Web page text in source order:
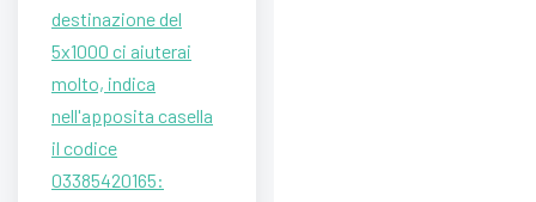
destinazione del
5x1000 ci aiuterai
molto, indica
nell'apposita casella
il codice
03385420165: